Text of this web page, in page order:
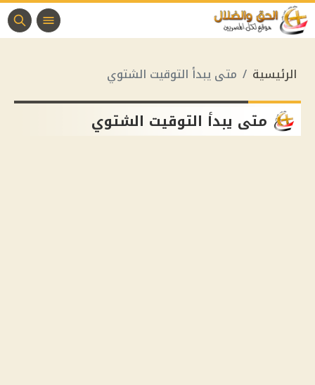
الرئيسية متى يبدأ التوقيت الشتوي
متى يبدأ التوقيت الشتوي